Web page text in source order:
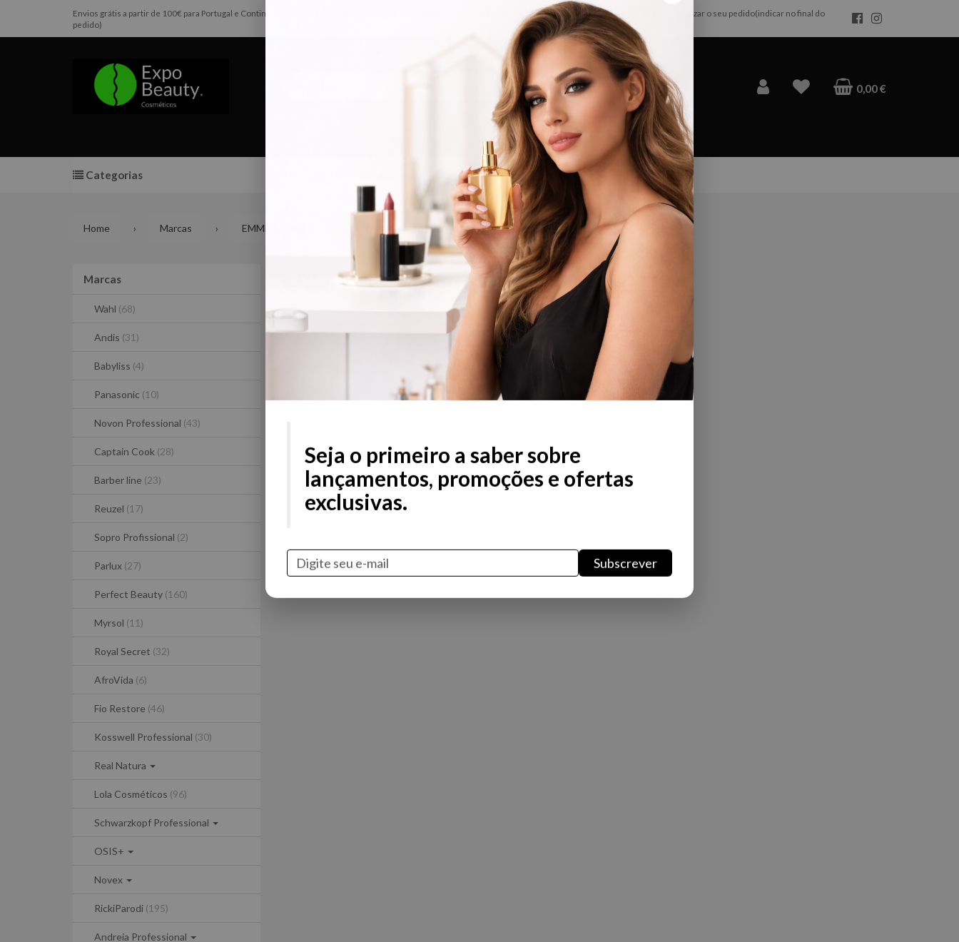
Envios grátis a partir de 100€ para Portugal e Continental e Península Espanhola ou Levante e pague as suas encomendas nas nossas instalações em Almada após realizar o seu pedido(indicar no final do
pedido)
0,00 €
Contactos Barbeiro Perfumes
Categorias
Home Marcas EMMEBI Italia Emmebi Oxidantes e Descolorantes
Marcas
Wahl (68)
Andis (31)
Babyliss (4)
Panasonic (10)
Novon Professional (43)
Captain Cook (28)
Barber line (23)
Reuzel (17)
Sopro Profissional (2)
Parlux (27)
Perfect Beauty (160)
Myrsol (11)
Royal Secret (32)
AfroVida (6)
Fio Restore (46)
Kosswell Professional (30)
Real Natura
Lola Cosméticos (96)
Schwarzkopf Professional
OSIS+
Novex
RickiParodi (195)
Andreia Professional
Emmebi Oxidantes e Descolorantes
Não existem produtos nesta categoria
Seja o primeiro a saber sobre
exclusivas.